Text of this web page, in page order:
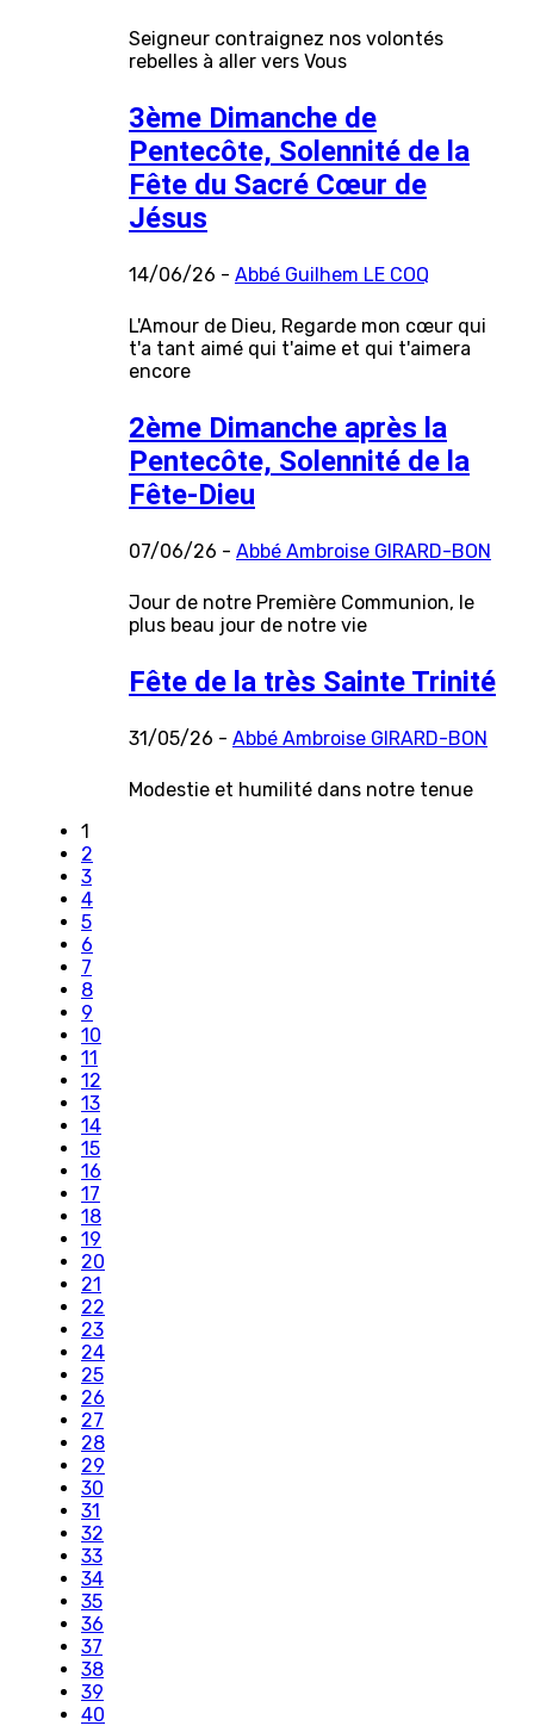
Seigneur contraignez nos volontés
rebelles à aller vers Vous
3ème Dimanche de
Pentecôte, Solennité de la
Fête du Sacré Cœur de
Jésus
14/06/26 - Abbé Guilhem LE COQ
L'Amour de Dieu, Regarde mon cœur qui
t'a tant aimé qui t'aime et qui t'aimera
encore
2ème Dimanche après la
Pentecôte, Solennité de la
Fête-Dieu
07/06/26 - Abbé Ambroise GIRARD-BON
Jour de notre Première Communion, le
plus beau jour de notre vie
Fête de la très Sainte Trinité
31/05/26 - Abbé Ambroise GIRARD-BON
Modestie et humilité dans notre tenue
1
2
3
4
5
6
7
8
9
10
11
12
13
14
15
16
17
18
19
20
21
22
23
24
25
26
27
28
29
30
31
32
33
34
35
36
37
38
39
40